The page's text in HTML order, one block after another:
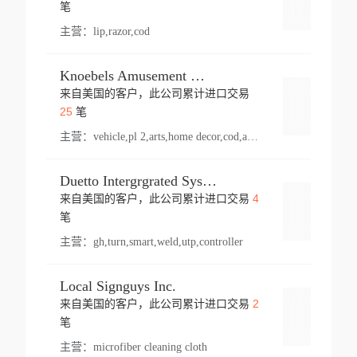
笔
主营： lip,razor,cod
Knoebels Amusement Resort
来自美国的客户，此公司累计进口交易
25笔
主营： vehicle,pl 2,arts,home decor,cod,amusement ride,sea
Duetto Intergrgrated Systems Inc.
来自美国的客户，此公司累计进口交易 4
笔
主营： gh,turn,smart,weld,utp,controller
Local Signguys Inc.
来自美国的客户，此公司累计进口交易 2
笔
主营： microfiber cleaning cloth